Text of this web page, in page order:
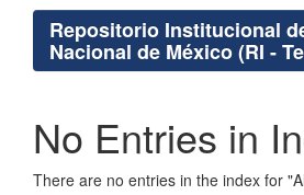
Repositorio Institucional
Nacional de México (RI -
No Entries in
There are no entries in the index for